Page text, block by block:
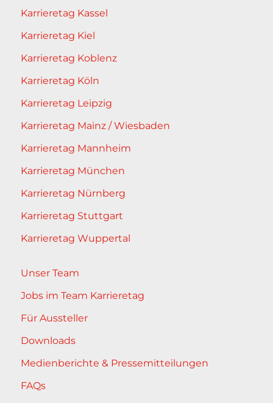
Karrieretag Kassel
Karrieretag Kiel
Karrieretag Koblenz
Karrieretag Köln
Karrieretag Leipzig
Karrieretag Mainz / Wiesbaden
Karrieretag Mannheim
Karrieretag München
Karrieretag Nürnberg
Karrieretag Stuttgart
Karrieretag Wuppertal
Unser Team
Jobs im Team Karrieretag
Für Aussteller
Downloads
Medienberichte & Pressemitteilungen
FAQs